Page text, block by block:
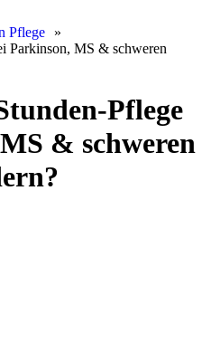
Pflege
»
Parkinson, MS & schweren
Pflege
& schweren